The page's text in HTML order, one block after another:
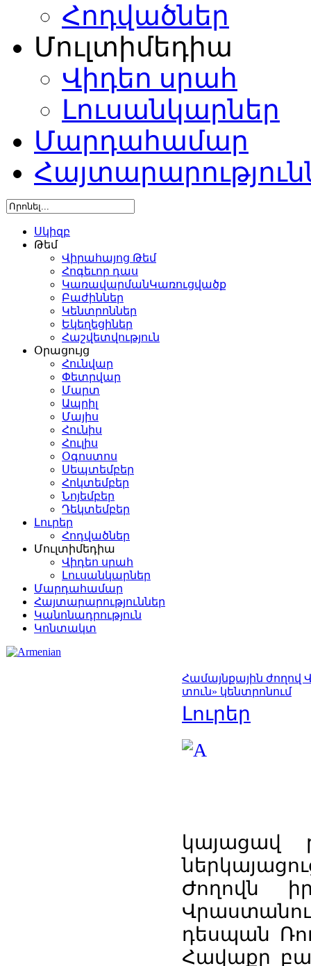
Հոդվածներ
Մուլտիմեդիա
Վիդեո սրահ
Լուսանկարներ
Մարդահամար
Սկիզբ
Թեմ
Վիրահայոց Թեմ
Հոգեւոր դաս
ԿառավարմանԿառուցվածք
Բաժիններ
Կենտրոններ
Եկեղեցիներ
Հաշվետվություն
Օրացույց
Հունվար
Փետրվար
Մարտ
Ապրիլ
Մայիս
Հունիս
Հուլիս
Օգոստոս
Սեպտեմբեր
Հոկտեմբեր
Նոյեմբեր
Դեկտեմբեր
Լուրեր
Հոդվածներ
Մուլտիմեդիա
Վիդեո սրահ
Լուսանկարներ
Մարդահամար
Հայտարարություններ
Կանոնադրություն
Կոնտակտ
Համայնքային ժողով
տուն» կենտրոնում
Լուրեր
կայացավ
Ժողովն
դեսպան
Հավաքը